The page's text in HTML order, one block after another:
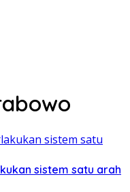
sistem satu arah